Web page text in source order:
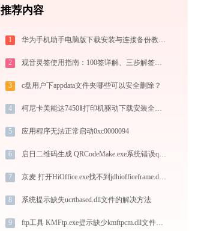
推荐内容
1 华为手机助手电脑版下载安装与连接备份教程：手机数据双向传输与系统修复指南
2 观音灵签使用指南：100签详解、三步解签法与六大场景解读
3 c盘用户下appdata文件夹哪些可以安全删除？
4 柯尼卡美能达7450Ⅱ打印机驱动下载安装全程指导，轻松解决打印问题
5 应用程序无法正常启动0xc0000094
6 启日二维码生成 QRCodeMake.exe系统错误qrcodemakeui.dll丢失如何解决
7 京麦 打开HiOffice.exe找不到jdhiofficeframe.dll怎么办
8 系统提示缺失ucrtbased.dll文件的解决方法
9 ftp工具 KMFtp.exe提示缺少kmftpcm.dll文件的解决办法